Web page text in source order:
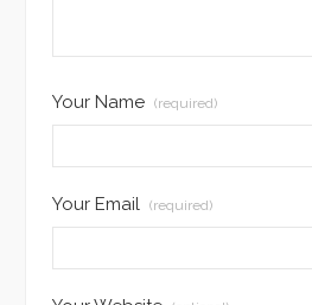
Your Name (required)
Your Email (required)